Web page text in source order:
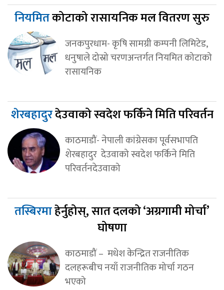
नियमितकोटाको रासायनिक मल वितरण सुरु
जनकपुरधाम- कृषि सामग्री कम्पनी लिमिटेड,
धनुषाले दोस्रो चरणअन्तर्गत नियमित कोटाको
रासायनिक
शेरबहादुरदेउवाको स्वदेश फर्किने मिति परिवर्तन
काठमाडौं- नेपाली कांग्रेसका पूर्वसभापति
शेरबहादुर देउवाको स्वदेश फर्किने मिति
परिवर्तनदेउवाको
तस्बिरमाहेर्नुहोस्, सात दलको ‘अग्रगामी मोर्चा’
घोषणा
काठमाडौं – मधेश केन्द्रित राजनीतिक
दलहरूबीच नयाँ राजनीतिक मोर्चा गठन
भएको